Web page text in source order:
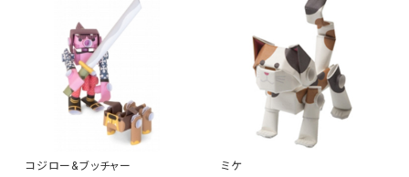
コジロー&ブッチャー ミケ